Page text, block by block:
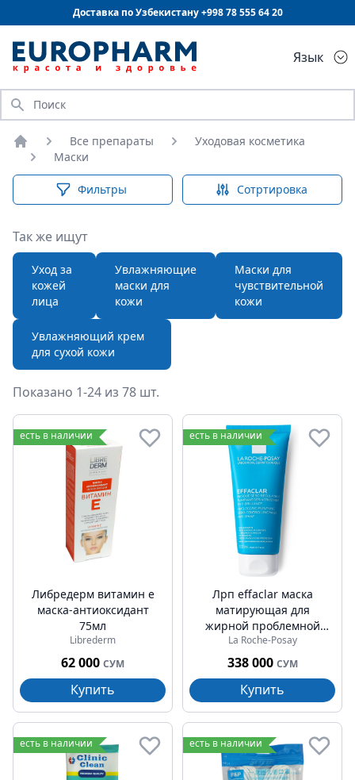
Доставка по Узбекистану +99878 555 64 20
Язык
Искать
Главная
Все препараты
Уходовая косметика
Маски
Фильтры Сотртировка
Так же ищут
Уход за
кожей
лица
Увлажняющие
маски для
кожи
Маски для
чувствительной
кожи
Увлажняющий крем
для сухой кожи
Показано 1-24 из 78 шт.
Маски для лица
есть в наличии
Либредерм витамин е
маска-антиоксидант
75мл
Librederm
62 000 СУМ
Купить
есть в наличии
Лрп effaclar маска
матирующая для
жирной проблемной
кожи 100мл
La Roche-Posay
338 000 СУМ
Купить
есть в наличии есть в наличии